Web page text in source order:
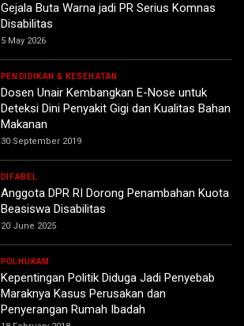
Gejala Buta Warna jadi PR Serius Komnas
Disabilitas
5 May 2026
PENDIDIKAN & KESEHATAN
Dosen Unair Kembangkan E-Nose untuk
Deteksi Dini Penyakit Gigi dan Kualitas Bahan
Makanan
30 September 2019
DIFABEL
Anggota DPR RI Dorong Penambahan Kuota
Beasiswa Disabilitas
20 June 2025
POLHUKAM
Kepentingan Politik Diduga Jadi Penyebab
Maraknya Kasus Perusakan dan
Penyerangan Rumah Ibadah